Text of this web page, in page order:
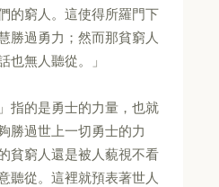
的窮人。這使得所羅門下
勝過勇力；然而那貧窮人
也無人聽從。」
指的是勇士的力量，也就
勝過世上一切勇士的力
貧窮人還是被人藐視不看
聽從。這裡就預表著世人